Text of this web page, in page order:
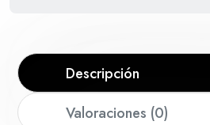
Descripción
Valoraciones (0)